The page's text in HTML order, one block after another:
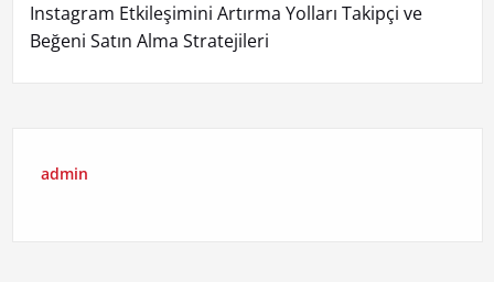
Instagram Etkileşimini Artırma Yolları Takipçi ve
Beğeni Satın Alma Stratejileri
admin